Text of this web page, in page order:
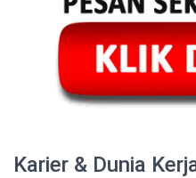
Karier & Dunia